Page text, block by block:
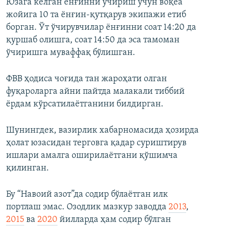
Юзага келган ёнғинни ўчириш учун воқеа
жойига 10 та ёнғин-қутқарув экипажи етиб
борган. Ўт ўчирувчилар ёнғинни соат 14:20 да
қуршаб олишга, соат 14:50 да эса тамоман
ўчиришга муваффақ бўлишган.
ФВВ ҳодиса чоғида тан жароҳати олган
фуқароларга айни пайтда малакали тиббий
ёрдам кўрсатилаётганини билдирган.
Шунингдек, вазирлик хабарномасида ҳозирда
ҳолат юзасидан терговга қадар суриштирув
ишлари амалга оширилаётгани қўшимча
қилинган.
Бу “Навоий азот”да содир бўлаётган илк
портлаш эмас. Озодлик мазкур заводда 2013,
2015 ва 2020 йилларда ҳам содир бўлган